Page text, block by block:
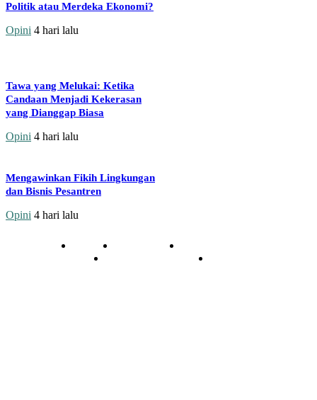
Politik atau Merdeka Ekonomi?
Opini 4 hari lalu
Tawa yang Melukai: Ketika
Candaan Menjadi Kekerasan
yang Dianggap Biasa
Opini 4 hari lalu
Mengawinkan Fikih Lingkungan
dan Bisnis Pesantren
Opini 4 hari lalu
Redaksi Kontak Kami
Pedoman Media Siber